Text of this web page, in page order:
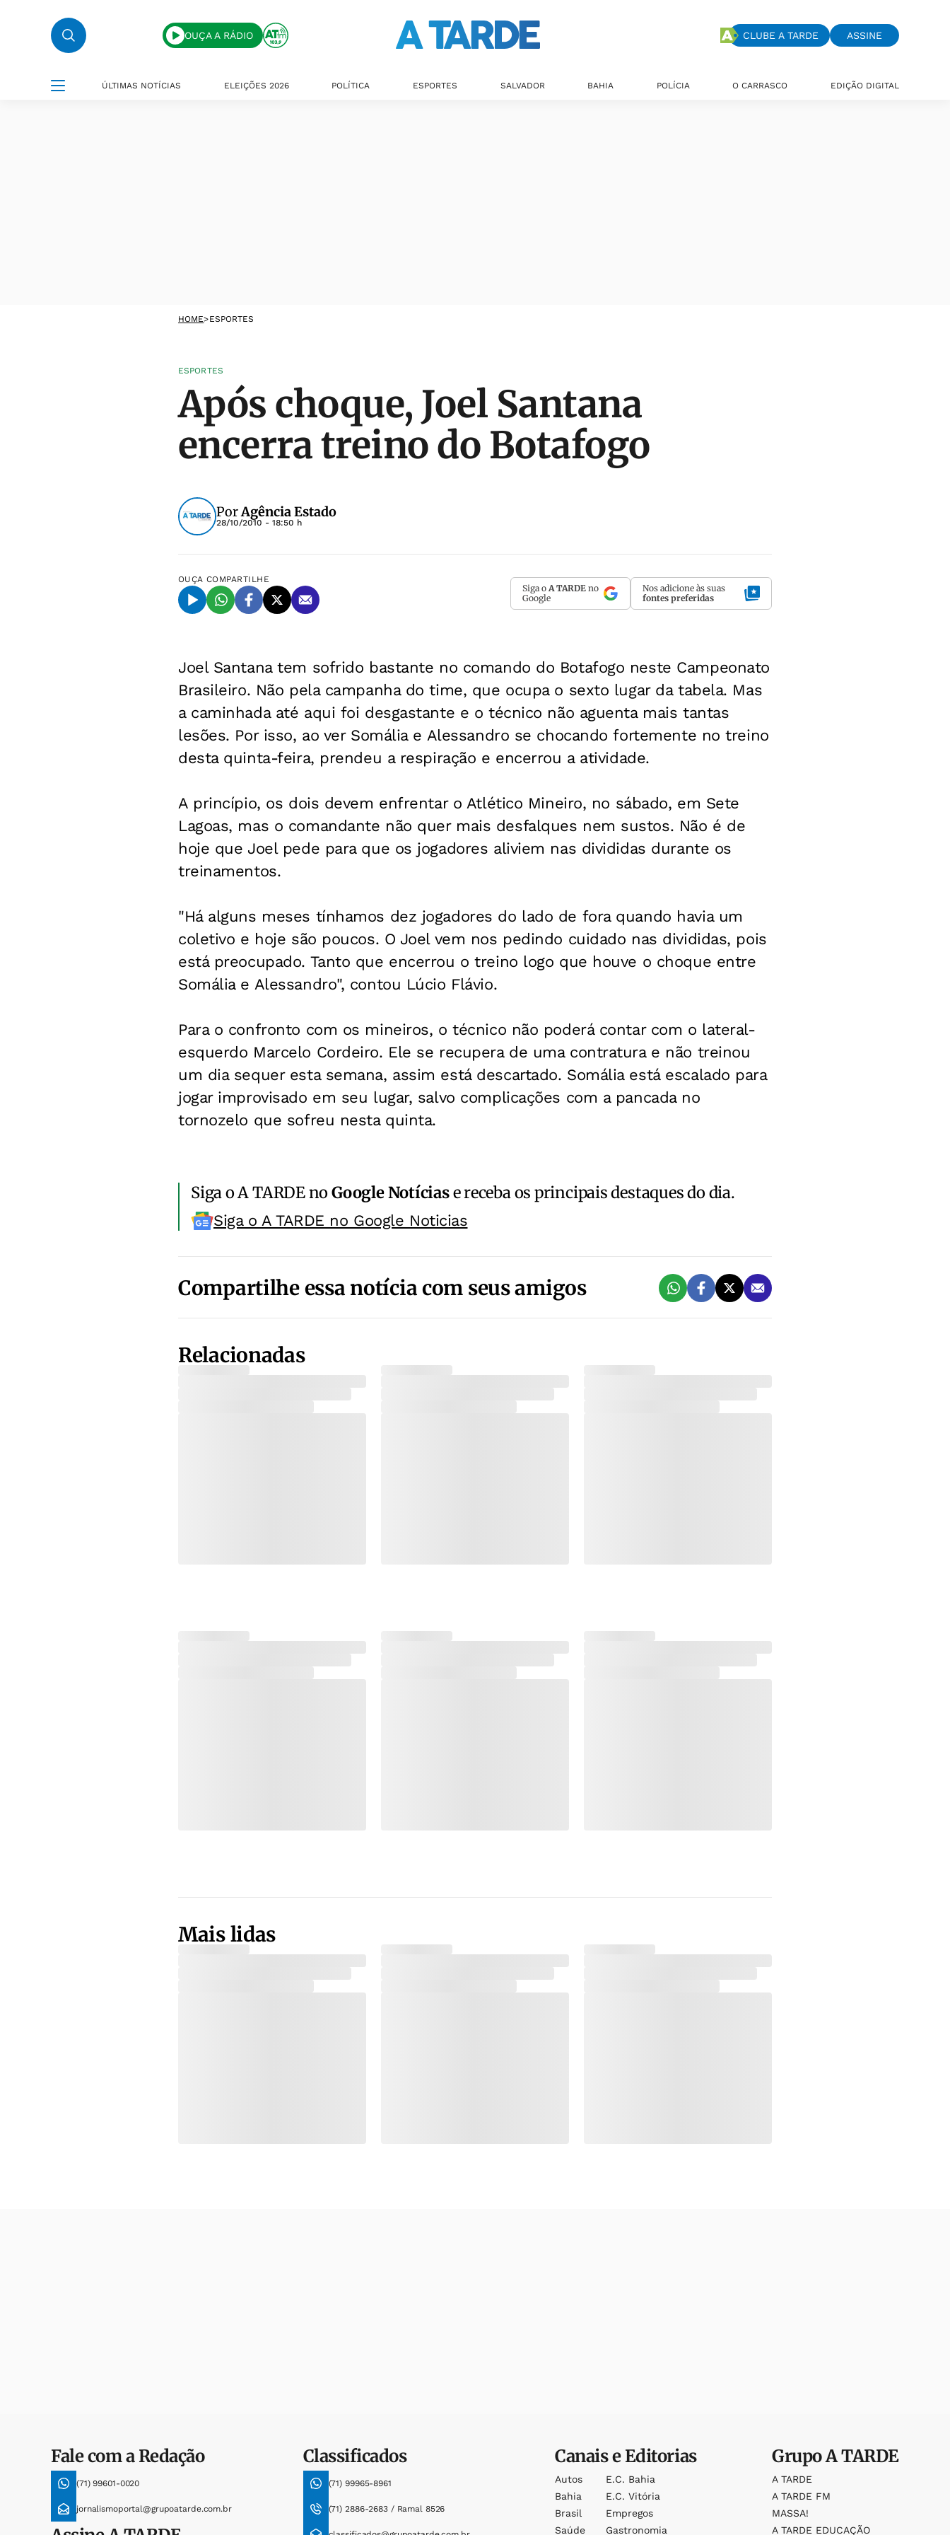
OUÇA A RÁDIO CLUBE A TARDE ASSINE
ÚLTIMAS NOTÍCIAS ELEIÇÕES 2026 POLÍTICA ESPORTES SALVADOR BAHIA POLÍCIA O CARRASCO EDIÇÃO DIGITAL
HOME>ESPORTES
ESPORTES
Após choque, Joel Santana
encerra treino do Botafogo
PorAgência Estado
28/10/2010 - 18:50 h
OUÇA COMPARTILHE
Siga o A TARDE no
Google
Nos adicione às suas
fontes preferidas
Joel Santana tem sofrido bastante no comando do Botafogo neste Campeonato
Brasileiro. Não pela campanha do time, que ocupa o sexto lugar da tabela. Mas
a caminhada até aqui foi desgastante e o técnico não aguenta mais tantas
lesões. Por isso, ao ver Somália e Alessandro se chocando fortemente no treino
desta quinta-feira, prendeu a respiração e encerrou a atividade.
A princípio, os dois devem enfrentar o Atlético Mineiro, no sábado, em Sete
Lagoas, mas o comandante não quer mais desfalques nem sustos. Não é de
hoje que Joel pede para que os jogadores aliviem nas divididas durante os
treinamentos.
"Há alguns meses tínhamos dez jogadores do lado de fora quando havia um
coletivo e hoje são poucos. O Joel vem nos pedindo cuidado nas divididas, pois
está preocupado. Tanto que encerrou o treino logo que houve o choque entre
Somália e Alessandro", contou Lúcio Flávio.
Para o confronto com os mineiros, o técnico não poderá contar com o lateral-
esquerdo Marcelo Cordeiro. Ele se recupera de uma contratura e não treinou
um dia sequer esta semana, assim está descartado. Somália está escalado para
jogar improvisado em seu lugar, salvo complicações com a pancada no
tornozelo que sofreu nesta quinta.
Siga o A TARDE noGoogle Notíciase receba os principais destaques do dia.
Siga o A TARDE no Google Noticias
Compartilhe essa notícia com seus amigos
Relacionadas
Mais lidas
Fale com a Redação
(71) 99601-0020
jornalismoportal@grupoatarde.com.br
Classificados
(71) 99965-8961
(71) 2886-2683 / Ramal 8526
Canais e Editorias
Autos
Bahia
Brasil
Saúde
E.c. Bahia
E.c. Vitória
Empregos
Gastronomia
GrupoA TARDE
A TARDE
A TARDE FM
MASSA!
A TARDE EDUCAÇÃO